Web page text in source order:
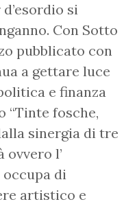
si
Con Sotto
pubblicato con
a gettare luce
e finanza
“Tinte fosche,
sinergia di tre
l’
occupa di
artistico e